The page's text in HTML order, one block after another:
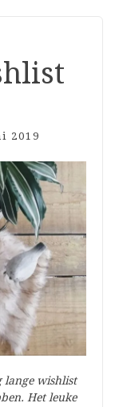
2019
lange wishlist
Het leuke